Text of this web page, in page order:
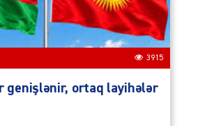
3915
genişlənir, ortaq layihələr